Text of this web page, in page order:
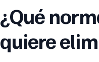
¿Qué
quiere